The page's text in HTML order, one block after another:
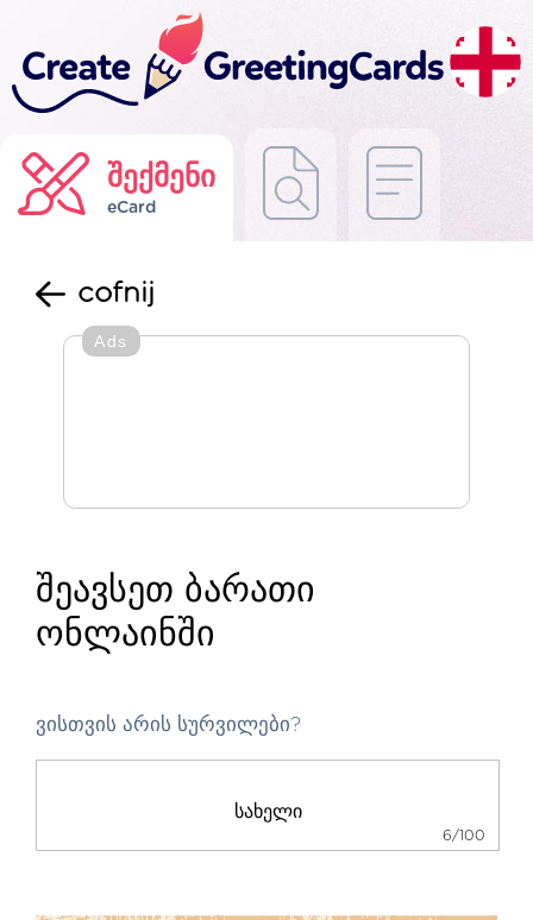
შექმენი
eCard
cofnij
Ads
შეავსეთ ბარათი
ონლაინში
ვისთვის არის სურვილები?
6/100